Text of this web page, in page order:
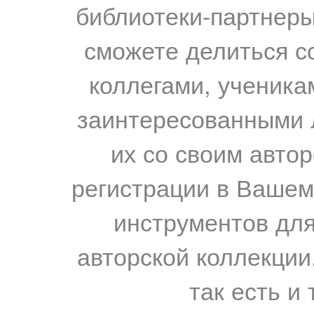
библиотеки-
сможете делиться
коллегами,
их со своим
регистрации в
инструментов
авторской
так есть и